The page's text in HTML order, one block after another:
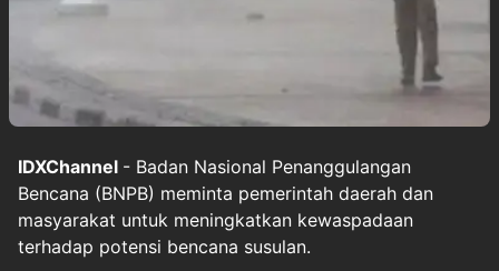
IDXChannel - Badan Nasional Penanggulangan
Bencana (BNPB) meminta pemerintah daerah dan
masyarakat untuk meningkatkan kewaspadaan
terhadap potensi bencana susulan.